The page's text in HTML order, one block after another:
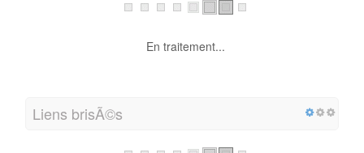
En traitement...
Liens brisÃ©s